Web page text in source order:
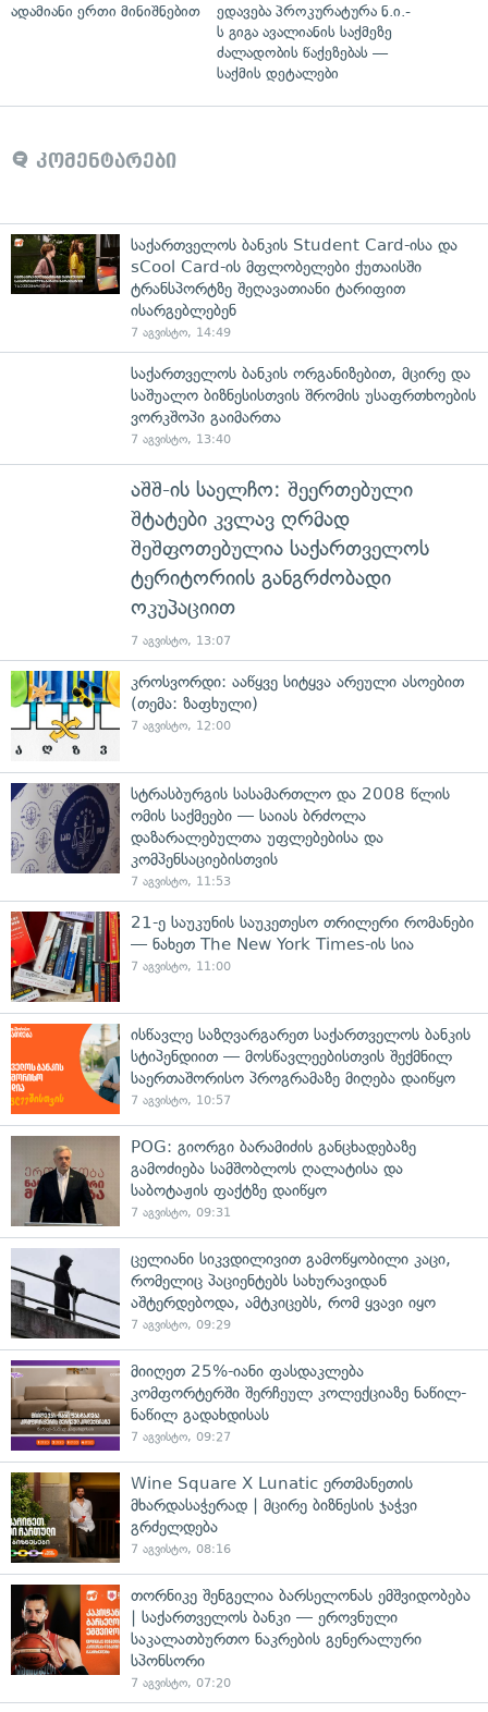
ადამიანი ერთი მინიშნებით
ედავება პროკურატურა ნ.ი.-
ს გიგა ავალიანის საქმეზე
ძალადობის წაქეზებას —
საქმის დეტალები
კომენტარები
საქართველოს ბანკის Student Card-ისა და
sCool Card-ის მფლობელები ქუთაისში
ტრანსპორტზე შეღავათიანი ტარიფით
ისარგებლებენ
7 აგვისტო, 14:49
საქართველოს ბანკის ორგანიზებით, მცირე და
საშუალო ბიზნესისთვის შრომის უსაფრთხოების
ვორკშოპი გაიმართა
7 აგვისტო, 13:40
აშშ-ის საელჩო: შეერთებული
შტატები კვლავ ღრმად
შეშფოთებულია საქართველოს
ტერიტორიის განგრძობადი
ოკუპაციით
7 აგვისტო, 13:07
კროსვორდი: ააწყვე სიტყვა არეული ასოებით
(თემა: ზაფხული)
7 აგვისტო, 12:00
სტრასბურგის სასამართლო და 2008 წლის
ომის საქმეები — საიას ბრძოლა
დაზარალებულთა უფლებებისა და
კომპენსაციებისთვის
7 აგვისტო, 11:53
21-ე საუკუნის საუკეთესო თრილერი რომანები
— ნახეთ The New York Times-ის სია
7 აგვისტო, 11:00
ისწავლე საზღვარგარეთ საქართველოს ბანკის
სტიპენდიით — მოსწავლეებისთვის შექმნილ
საერთაშორისო პროგრამაზე მიღება დაიწყო
7 აგვისტო, 10:57
POG: გიორგი ბარამიძის განცხადებაზე
გამოძიება სამშობლოს ღალატისა და
საბოტაჟის ფაქტზე დაიწყო
7 აგვისტო, 09:31
ცელიანი სიკვდილივით გამოწყობილი კაცი,
რომელიც პაციენტებს სახურავიდან
აშტერდებოდა, ამტკიცებს, რომ ყვავი იყო
7 აგვისტო, 09:29
მიიღეთ 25%-იანი ფასდაკლება
კომფორტერში შერჩეულ კოლექციაზე ნაწილ-
ნაწილ გადახდისას
7 აგვისტო, 09:27
Wine Square X Lunatic ერთმანეთის
მხარდასაჭერად | მცირე ბიზნესის ჯაჭვი
გრძელდება
7 აგვისტო, 08:16
თორნიკე შენგელია ბარსელონას ემშვიდობება
| საქართველოს ბანკი — ეროვნული
საკალათბურთო ნაკრების გენერალური
სპონსორი
7 აგვისტო, 07:20